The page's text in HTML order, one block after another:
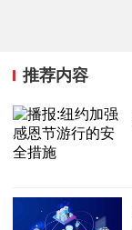
推荐内容